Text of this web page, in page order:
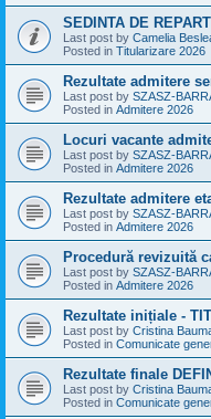
SEDINTA DE
Last post by Camelia
Posted in Titularizare 2026
Rezultate admitere
Last post by SZASZ-
Posted in Admitere 2026
Locuri vacante
Last post by SZASZ-
Posted in Admitere 2026
Rezultate admitere
Last post by SZASZ-
Posted in Admitere 2026
Procedură revizuită
Last post by SZASZ-
Posted in Admitere 2026
Rezultate inițiale -
Last post by Cristina
Posted in Comunicate
Rezultate finale
Last post by Cristina
Posted in Comunicate